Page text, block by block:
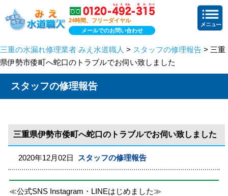
24時間、フリーダイヤル
メールでのお問い合わせ
三重の水漏れ修理業者 みえ水道職人 > スタッフの修理報告 > 三重
県伊勢市倭町へ蛇口のトラブルでお伺い致しました
スタッフの修理報告
三重県伊勢市倭町へ蛇口のトラブルでお伺い致しました
2020年12月02日 スタッフの修理報告
≪公式SNS Instagram・LINEはじめました≫